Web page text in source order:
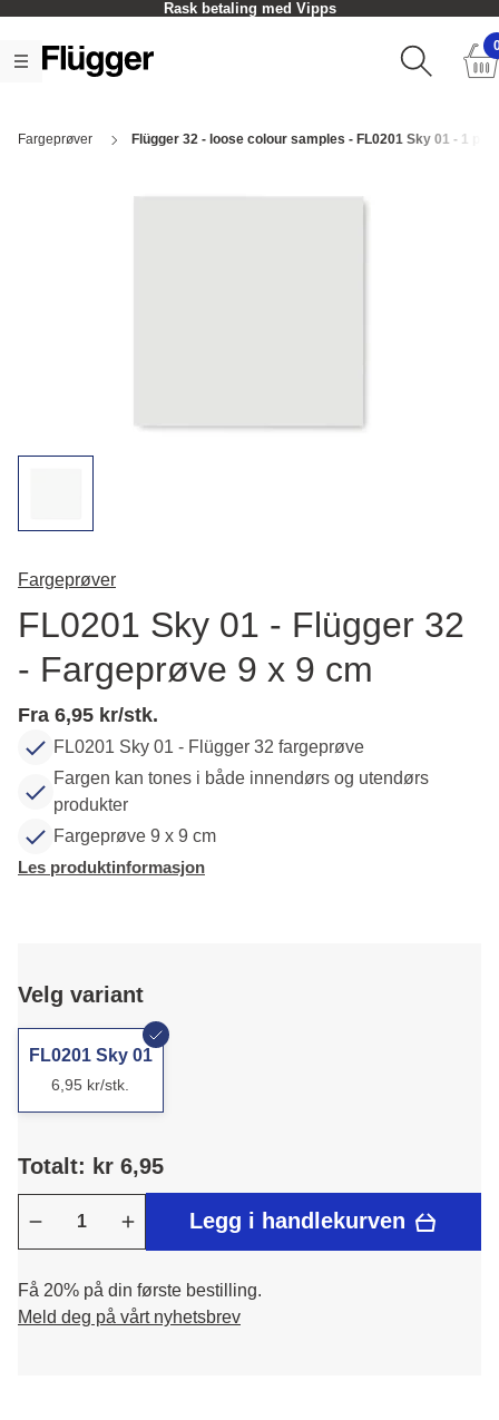
Rask betaling med Vipps
Fargeprøver Flügger 32 - loose colour samples - FL0201 Sky 01 - 1 pcs
Fargeprøver
FL0201 Sky 01 - Flügger 32
- Fargeprøve 9 x 9 cm
Fra 6,95 kr/stk.
FL0201 Sky 01 - Flügger 32 fargeprøve
Fargen kan tones i både innendørs og utendørs
produkter
Fargeprøve 9 x 9 cm
Les produktinformasjon
Velg variant
FL0201 Sky 01
6,95 kr/stk.
Totalt: kr 6,95
Legg i handlekurven
Få 20% på din første bestilling.
Meld deg på vårt nyhetsbrev